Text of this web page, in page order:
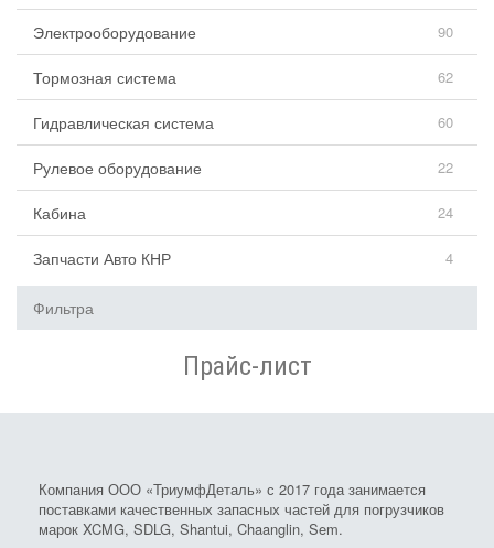
Электрооборудование 90
Тормозная система 62
Гидравлическая система 60
Рулевое оборудование 22
Кабина 24
Запчасти Авто КНР 4
Фильтра
Прайс-лист
Компания ООО «ТриумфДеталь» с 2017 года занимается
поставками качественных запасных частей для погрузчиков
марок XCMG, SDLG, Shantui, Chaanglin, Sem.